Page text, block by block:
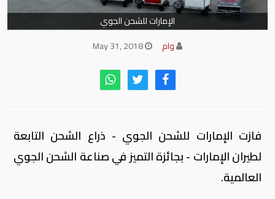
الإمارات للشحن الجوي
وام
فازت الإمارات للشحن الجوي - ذراع الشحن التابعة
لطيران الإمارات - بجائزة التميز في صناعة الشحن الجوي
العالمية.